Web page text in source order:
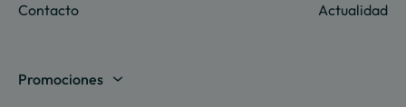
Contacto Actualidad
Promociones